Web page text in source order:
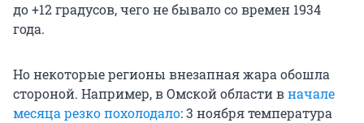
до +12 градусов, чего не бывало со времен 1934
года.
Но некоторые регионы внезапная жара обошла
стороной. Например, в Омской области вначале
месяца резко похолодало: 3 ноября температура